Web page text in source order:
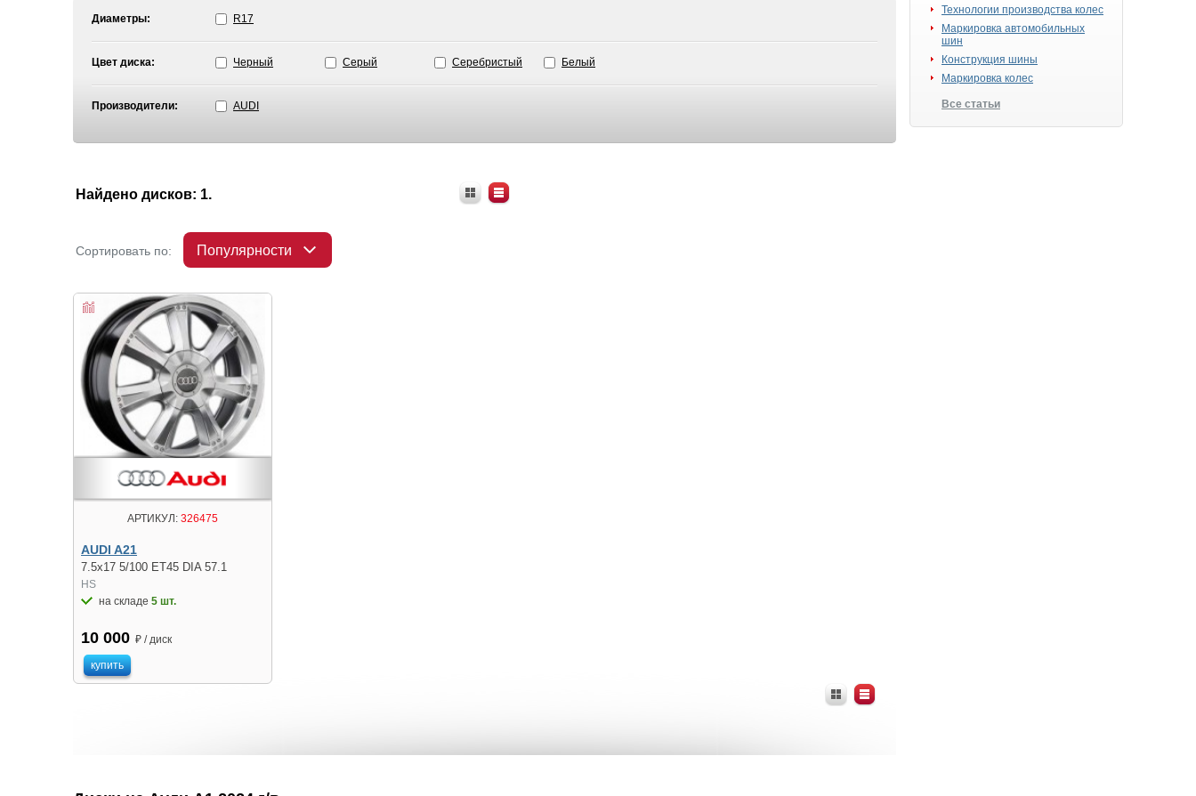
Технологии производства колес
Маркировка автомобильных
шин
Конструкция шины
Маркировка колес
Все статьи
Диаметры: R17
Цвет диска: Черный Серый Серебристый Белый
Производители: AUDI
Найдено дисков: 1.
Сортировать по: Популярности
АРТИКУЛ:326475
AUDI A21
7.5x17 5/100 ET45 DIA 57.1
HS
на складе 5 шт.
10 000 ₽ / диск
купить